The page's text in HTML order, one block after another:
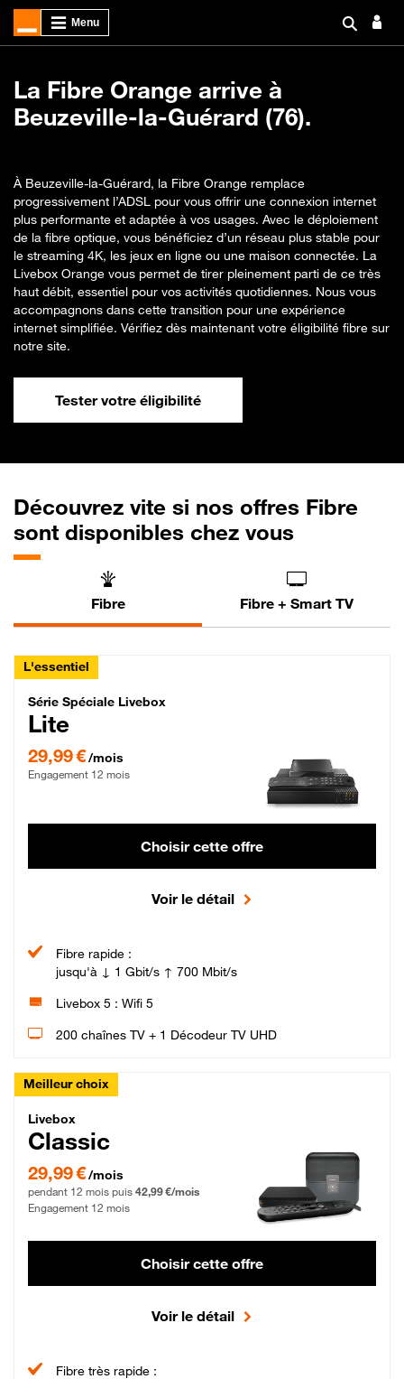
La Fibre Orange arrive à
Beuzeville-la-Guérard (76).
À Beuzeville-la-Guérard, la Fibre Orange remplace
progressivement l’ADSL pour vous offrir une connexion internet
plus performante et adaptée à vos usages. Avec le déploiement
de la fibre optique, vous bénéficiez d’un réseau plus stable pour
le streaming 4K, les jeux en ligne ou une maison connectée. La
Livebox Orange vous permet de tirer pleinement parti de ce très
haut débit, essentiel pour vos activités quotidiennes. Nous vous
accompagnons dans cette transition pour une expérience
internet simplifiée. Vérifiez dès maintenant votre éligibilité fibre sur
notre site.
Tester votre éligibilité
Découvrez vite si nos offres Fibre
sont disponibles chez vous
Fibre Fibre + Smart TV
L'essentiel
Série Spéciale Livebox Lite Fibre
Série Spéciale Livebox
Lite
29,99 €/mois
Engagement 12 mois
Choisir cette offre
Voir le détail
Fibre rapide :
jusqu'à ↓ 1 Gbit/s ↑ 700 Mbit/s
Livebox 5 : Wifi 5
200 chaînes TV + 1 Décodeur TV UHD
Meilleur choix
Livebox Classic Fibre
Livebox
Classic
29,99 € par mois pendant 12 mois puis 42,99 € par mois, Engagement 12 mois
29,99 €/mois
pendant 12 mois puis 42,99 €/mois
Engagement 12 mois
Choisir cette offre
Voir le détail
Fibre très rapide :